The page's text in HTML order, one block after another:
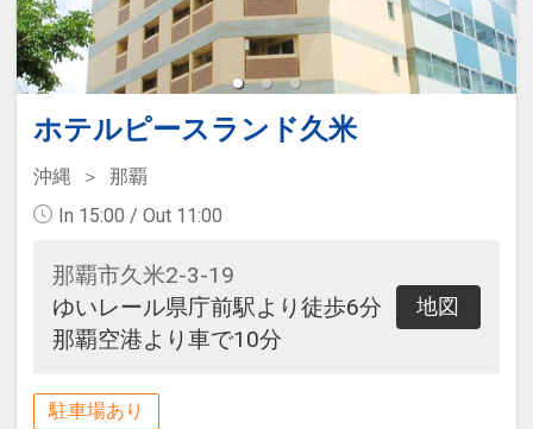
ホテルピースランド久米
沖縄
那覇
In 15:00 / Out 11:00
那覇市久米2-3-19
ゆいレール県庁前駅より徒歩6分
那覇空港より車で10分
地図
駐車場あり